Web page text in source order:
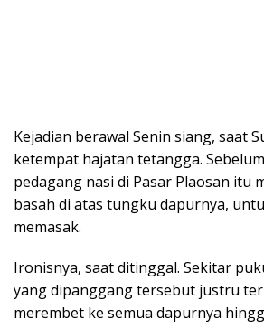
Kejadian berawal Senin siang, saat
ketempat hajatan tetangga.
pedagang nasi di Pasar Plaosan itu
basah di atas tungku dapurnya,
memasak.
Ironisnya, saat ditinggal. Sekitar
yang dipanggang tersebut justru
merembet ke semua dapurnya